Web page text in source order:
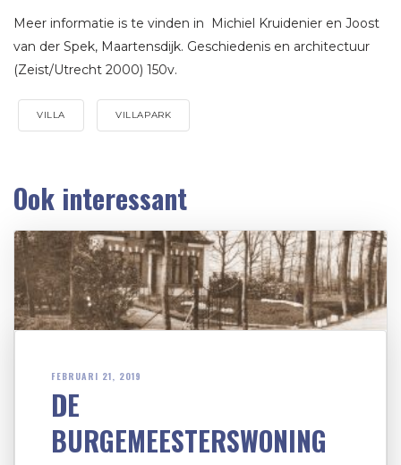
Meer informatie is te vinden in Michiel Kruidenier en Joost
van der Spek, Maartensdijk. Geschiedenis en architectuur
(Zeist/Utrecht 2000) 150v.
VILLA VILLAPARK
Ook interessant
FEBRUARI 21, 2019
DE
BURGEMEESTERSWONING